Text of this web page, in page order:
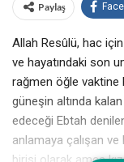
Paylaş
Allah Resûlü, hac
ve hayatındaki son
rağmen öğle vaktine
güneşin altında
edeceği Ebtah
anlamaya çalışan ve